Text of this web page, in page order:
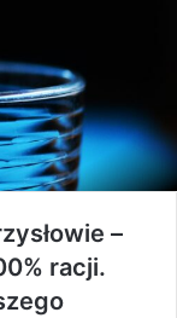
–
racji.